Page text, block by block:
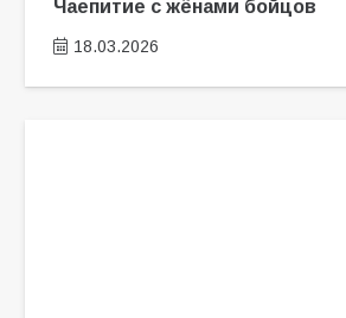
Чаепитие с жёнами бойцов
18.03.2026